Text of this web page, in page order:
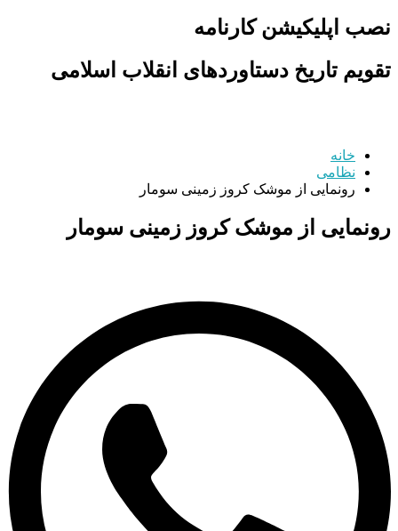
نصب اپلیکیشن کارنامه
تقویم تاریخ دستاوردهای انقلاب اسلامی
خانه
نظامی
رونمایی از موشک کروز زمینی سومار
رونمایی از موشک کروز زمینی سومار